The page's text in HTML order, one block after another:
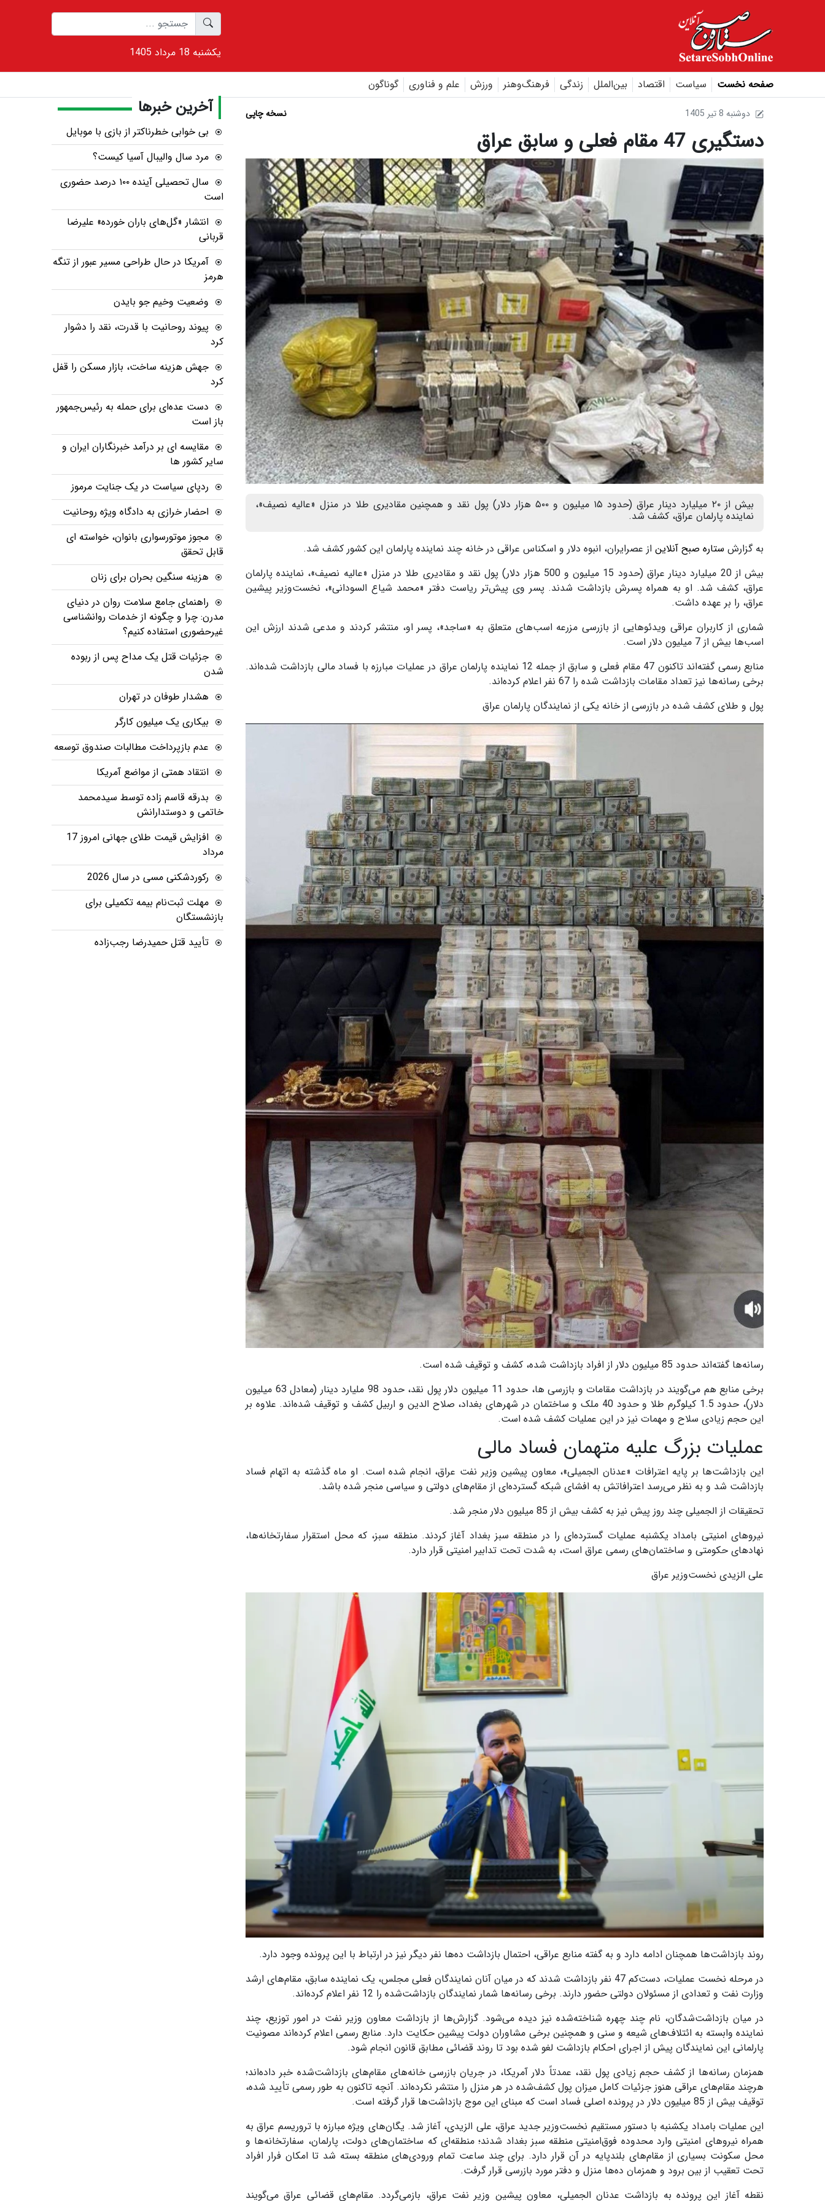
1405 يکشنبه 18 مرداد
صفحه نخست سیاست اقتصاد بین‌الملل زندگی فرهنگ‌و‌هنر ورزش علم و فناوری گوناگون
1405 دوشنبه 8 تير نسخه چاپی
دستگیری 47 مقام فعلی و سابق عراق
بیش از ۲۰ میلیارد دینار عراق (حدود ۱۵ میلیون و ۵۰۰ هزار دلار) پول نقد و همچنین مقادیری طلا در منزل «عالیه نصیف»،
نماینده پارلمان عراق، کشف شد.
به گزارش ستاره صبح آنلاین از عصرایران، انبوه دلار و اسکناس عراقی در خانه چند نماینده پارلمان این کشور کشف شد.
بیش از 20 میلیارد دینار عراق (حدود 15 میلیون و 500 هزار دلار) پول نقد و مقادیری طلا در منزل «عالیه نصیف»، نماینده پارلمان
عراق، کشف شد. او به همراه پسرش بازداشت شدند. پسر وی پیش‌تر ریاست دفتر «محمد شیاع السودانی»، نخست‌وزیر پیشین
عراق، را بر عهده داشت.
شماری از کاربران عراقی ویدئوهایی از بازرسی مزرعه اسب‌های متعلق به «ساجد»، پسر او، منتشر کردند و مدعی شدند ارزش این
اسب‌ها بیش از 7 میلیون دلار است.
منابع رسمی گفته‌اند تاکنون 47 مقام فعلی و سابق از جمله 12 نماینده پارلمان عراق در عملیات مبارزه با فساد مالی بازداشت شده‌اند.
برخی رسانه‌ها نیز تعداد مقامات بازداشت شده را 67 نفر اعلام کرده‌اند.
پول و طلای کشف شده در بازرسی از خانه یکی از نمایندگان پارلمان عراق
رسانه‌ها گفته‌اند حدود 85 میلیون دلار از افراد بازداشت شده، کشف و توقیف شده است.
برخی منابع هم می‌گویند در بازداشت مقامات و بازرسی ها، حدود 11 میلیون دلار پول نقد، حدود 98 ملیارد دینار (معادل 63 میلیون
دلار)، حدود 1.5 کیلوگرم طلا و حدود 40 ملک و ساختمان در شهرهای بغداد، صلاح الدین و اربیل کشف و توقیف شده‌اند. علاوه بر
این حجم زیادی سلاح و مهمات نیز در این عملیات کشف شده است.
عملیات بزرگ علیه متهمان فساد مالی
این بازداشت‌ها بر پایه اعترافات «عدنان الجمیلی»، معاون پیشین وزیر نفت عراق، انجام شده است. او ماه گذشته به اتهام فساد
بازداشت شد و به نظر می‌رسد اعترافاتش به افشای شبکه گسترده‌ای از مقام‌های دولتی و سیاسی منجر شده باشد.
تحقیقات از الجمیلی چند روز پیش نیز به کشف بیش از 85 میلیون دلار منجر شد.
نیروهای امنیتی بامداد یکشنبه عملیات گسترده‌ای را در منطقه سبز بغداد آغاز کردند. منطقه سبز، که محل استقرار سفارتخانه‌ها،
نهادهای حکومتی و ساختمان‌های رسمی عراق است، به شدت تحت تدابیر امنیتی قرار دارد.
علی الزیدی نخست‌وزیر عراق
روند بازداشت‌ها همچنان ادامه دارد و به گفته منابع عراقی، احتمال بازداشت ده‌ها نفر دیگر نیز در ارتباط با این پرونده وجود دارد.
در مرحله نخست عملیات، دست‌کم 47 نفر بازداشت شدند که در میان آنان نمایندگان فعلی مجلس، یک نماینده سابق، مقام‌های ارشد
وزارت نفت و تعدادی از مسئولان دولتی حضور دارند. برخی رسانه‌ها شمار نمایندگان بازداشت‌شده را 12 نفر اعلام کرده‌اند.
در میان بازداشت‌شدگان، نام چند چهره شناخته‌شده نیز دیده می‌شود. گزارش‌ها از بازداشت معاون وزیر نفت در امور توزیع، چند
نماینده وابسته به ائتلاف‌های شیعه و سنی و همچنین برخی مشاوران دولت پیشین حکایت دارد. منابع رسمی اعلام کرده‌اند مصونیت
پارلمانی این نمایندگان پیش از اجرای احکام بازداشت لغو شده بود تا روند قضائی مطابق قانون انجام شود.
همزمان رسانه‌ها از کشف حجم زیادی پول نقد، عمدتاً دلار آمریکا، در جریان بازرسی خانه‌های مقام‌های بازداشت‌شده خبر داده‌اند؛
هرچند مقام‌های عراقی هنوز جزئیات کامل میزان پول کشف‌شده در هر منزل را منتشر نکرده‌اند. آنچه تاکنون به طور رسمی تأیید شده،
توقیف بیش از 85 میلیون دلار در پرونده اصلی فساد است که مبنای این موج بازداشت‌ها قرار گرفته است.
این عملیات بامداد یکشنبه با دستور مستقیم نخست‌وزیر جدید عراق، علی الزیدی، آغاز شد. یگان‌های ویژه مبارزه با تروریسم عراق به
همراه نیروهای امنیتی وارد محدوده فوق‌امنیتی منطقه سبز بغداد شدند؛ منطقه‌ای که ساختمان‌های دولت، پارلمان، سفارتخانه‌ها و
محل سکونت بسیاری از مقام‌های بلندپایه در آن قرار دارد. برای چند ساعت تمام ورودی‌های منطقه بسته شد تا امکان فرار افراد
تحت تعقیب از بین برود و همزمان ده‌ها منزل و دفتر مورد بازرسی قرار گرفت.
نقطه آغاز این پرونده به بازداشت عدنان الجمیلی، معاون پیشین وزیر نفت عراق، بازمی‌گردد. مقام‌های قضائی عراق می‌گویند
آخرین خبرها
بی خوابی خطرناکتر از بازی با موبایل
مرد سال والیبال آسیا کیست؟
سال تحصیلی آینده ۱۰۰ درصد حضوری
است
انتشار «گل‌های باران خورده» علیرضا
قربانی
آمریکا در حال طراحی مسیر عبور از تنگه
هرمز
وضعیت وخیم جو بایدن
پیوند روحانیت با قدرت، نقد را دشوار
کرد
جهش هزینه ساخت، بازار مسکن را قفل
کرد
دست عده‌ای برای حمله به رئیس‌جمهور
باز است
مقایسه ای بر درآمد خبرنگاران ایران و
سایر کشور ها
ردپای سیاست در یک جنایت مرموز
احضار خرازی به دادگاه ویژه روحانیت
مجوز موتورسواری بانوان، خواسته ای
قابل تحقق
هزینه سنگین بحران برای زنان
راهنمای جامع سلامت روان در دنیای
مدرن: چرا و چگونه از خدمات روانشناسی
غیرحضوری استفاده کنیم؟
جزئیات قتل یک مداح پس از ربوده
شدن
هشدار طوفان در تهران
بیکاری یک میلیون کارگر
عدم بازپرداخت مطالبات صندوق توسعه
انتقاد همتی از مواضع آمریکا
بدرقه قاسم زاده توسط سیدمحمد
خاتمی و دوستدارانش
افزایش قیمت طلای جهانی امروز 17
مرداد
رکوردشکنی مسی در سال 2026
مهلت ثبت‌نام بیمه تکمیلی برای
بازنشستگان
تأیید قتل حمیدرضا رجب‌زاده